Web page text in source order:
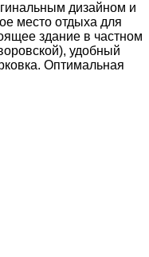
дизайном и
место отдыха для
здание в частном
удобный
Оптимальная